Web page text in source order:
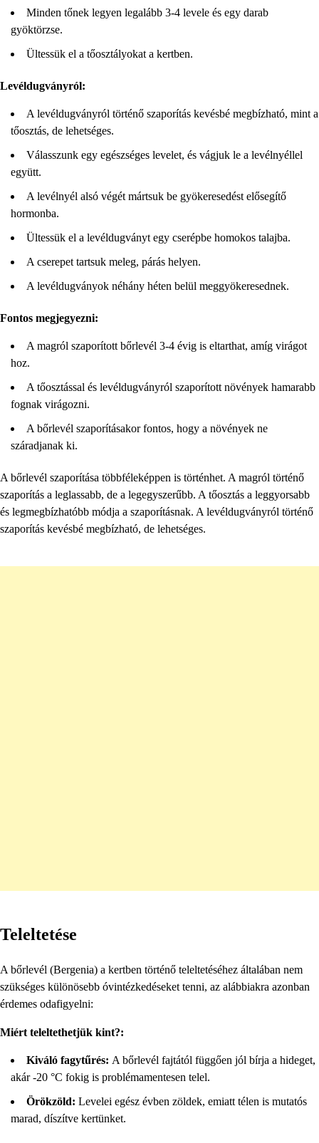
Minden tőnek legyen legalább 3-4 levele és egy darab
gyöktörzse.
Ültessük el a tőosztályokat a kertben.
Levéldugványról:
A levéldugványról történő szaporítás kevésbé megbízható, mint a
tőosztás, de lehetséges.
Válasszunk egy egészséges levelet, és vágjuk le a levélnyéllel
együtt.
A levélnyél alsó végét mártsuk be gyökeresedést elősegítő
hormonba.
Ültessük el a levéldugványt egy cserépbe homokos talajba.
A cserepet tartsuk meleg, párás helyen.
A levéldugványok néhány héten belül meggyökeresednek.
Fontos megjegyezni:
A magról szaporított bőrlevél 3-4 évig is eltarthat, amíg virágot
hoz.
A tőosztással és levéldugványról szaporított növények hamarabb
fognak virágozni.
A bőrlevél szaporításakor fontos, hogy a növények ne
száradjanak ki.
A bőrlevél szaporítása többféleképpen is történhet. A magról történő
szaporítás a leglassabb, de a legegyszerűbb. A tőosztás a leggyorsabb
és legmegbízhatóbb módja a szaporításnak. A levéldugványról történő
szaporítás kevésbé megbízható, de lehetséges.
Teleltetése
A bőrlevél (Bergenia) a kertben történő teleltetéséhez általában nem
szükséges különösebb óvintézkedéseket tenni, az alábbiakra azonban
érdemes odafigyelni:
Miért teleltethetjük kint?:
Kiváló fagytűrés: A bőrlevél fajtától függően jól bírja a hideget,
akár -20 °C fokig is problémamentesen telel.
Örökzöld: Levelei egész évben zöldek, emiatt télen is mutatós
marad, díszítve kertünket.